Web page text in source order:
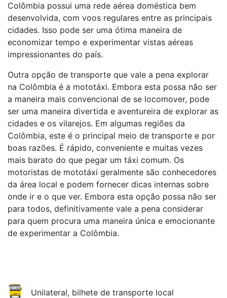
Colômbia possui uma rede aérea doméstica bem
desenvolvida, com voos regulares entre as principais
cidades. Isso pode ser uma ótima maneira de
economizar tempo e experimentar vistas aéreas
impressionantes do país.
Outra opção de transporte que vale a pena explorar
na Colômbia é a mototáxi. Embora esta possa não ser
a maneira mais convencional de se locomover, pode
ser uma maneira divertida e aventureira de explorar as
cidades e os vilarejos. Em algumas regiões da
Colômbia, este é o principal meio de transporte e por
boas razões. É rápido, conveniente e muitas vezes
mais barato do que pegar um táxi comum. Os
motoristas de mototáxi geralmente são conhecedores
da área local e podem fornecer dicas internas sobre
onde ir e o que ver. Embora esta opção possa não ser
para todos, definitivamente vale a pena considerar
para quem procura uma maneira única e emocionante
de experimentar a Colômbia.
Unilateral, bilhete de transporte local